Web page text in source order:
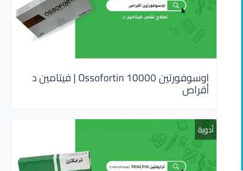
اوسوفورتين 10000 Ossofortin | فيتامين د
أقراص
أدوية